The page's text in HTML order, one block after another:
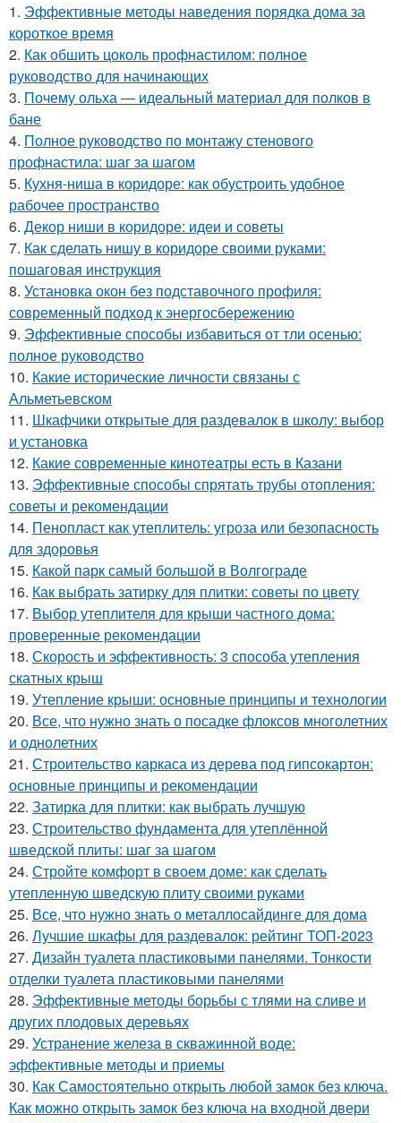
1. Эффективные методы наведения порядка дома за
короткое время
2. Как обшить цоколь профнастилом: полное
руководство для начинающих
3. Почему ольха — идеальный материал для полков в
бане
4. Полное руководство по монтажу стенового
профнастила: шаг за шагом
5. Кухня-ниша в коридоре: как обустроить удобное
рабочее пространство
6. Декор ниши в коридоре: идеи и советы
7. Как сделать нишу в коридоре своими руками:
пошаговая инструкция
8. Установка окон без подставочного профиля:
современный подход к энергосбережению
9. Эффективные способы избавиться от тли осенью:
полное руководство
10. Какие исторические личности связаны с
Альметьевском
11. Шкафчики открытые для раздевалок в школу: выбор
и установка
12. Какие современные кинотеатры есть в Казани
13. Эффективные способы спрятать трубы отопления:
советы и рекомендации
14. Пенопласт как утеплитель: угроза или безопасность
для здоровья
15. Какой парк самый большой в Волгограде
16. Как выбрать затирку для плитки: советы по цвету
17. Выбор утеплителя для крыши частного дома:
проверенные рекомендации
18. Скорость и эффективность: 3 способа утепления
скатных крыш
19. Утепление крыши: основные принципы и технологии
20. Все, что нужно знать о посадке флоксов многолетних
и однолетних
21. Строительство каркаса из дерева под гипсокартон:
основные принципы и рекомендации
22. Затирка для плитки: как выбрать лучшую
23. Строительство фундамента для утеплённой
шведской плиты: шаг за шагом
24. Стройте комфорт в своем доме: как сделать
утепленную шведскую плиту своими руками
25. Все, что нужно знать о металлосайдинге для дома
26. Лучшие шкафы для раздевалок: рейтинг ТОП-2023
27. Дизайн туалета пластиковыми панелями. Тонкости
отделки туалета пластиковыми панелями
28. Эффективные методы борьбы с тлями на сливе и
других плодовых деревьях
29. Устранение железа в скважинной воде:
эффективные методы и приемы
30. Как Самостоятельно открыть любой замок без ключа.
Как можно открыть замок без ключа на входной двери